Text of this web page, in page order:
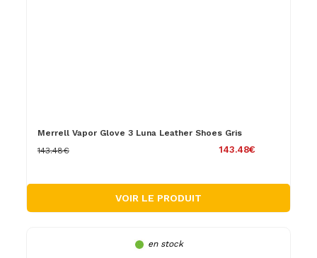
Merrell Vapor Glove 3 Luna Leather Shoes Gris
143.48€
143.48€
VOIR LE PRODUIT
en stock